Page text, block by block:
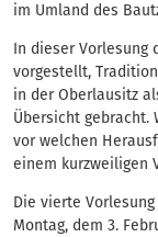
im Umland des
In dieser Vorlesung
vorgestellt,
in der Oberlausitz
Übersicht gebracht.
vor welchen
einem kurzweiligen
Die vierte
Montag, dem 3.